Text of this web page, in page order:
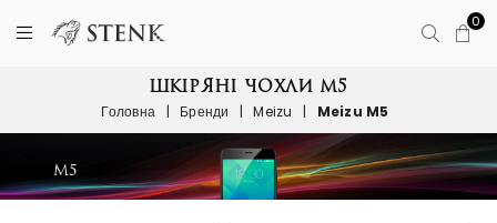
0
ШКІРЯНІ ЧОХЛИ M5
Головна | Бренди | Meizu | Meizu M5